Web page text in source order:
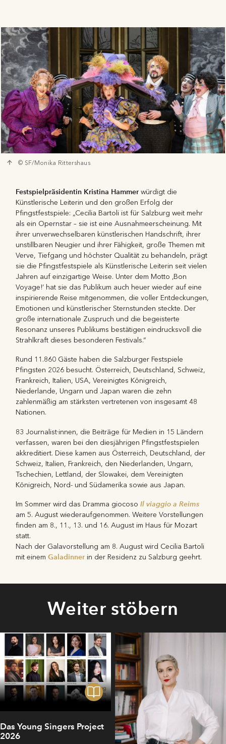
© SF/Monika Rittershaus
Festspielpräsidentin Kristina Hammer würdigt die
Künstlerische Leiterin und den großen Erfolg der
Pfingstfestspiele: „Cecilia Bartoli ist für Salzburg weit mehr
als ein Opernstar – sie ist eine Ausnahmeerscheinung. Mit
ihrer unverwechselbaren künstlerischen Handschrift, ihrer
unstillbaren Neugier und ihrer Fähigkeit, große Themen mit
Verve, Tiefgang und höchster Qualität zu behandeln, prägt
sie die Pfingstfestspiele als Künstlerische Leiterin seit vielen
Jahren auf einzigartige Weise. Unter dem Motto ‚Bon
Voyage!‘ hat sie das Publikum auch heuer wieder auf eine
inspirierende Reise mitgenommen, die voller Entdeckungen,
Emotionen und künstlerischer Sternstunden steckte. Der
große internationale Zuspruch und die begeisterte
Resonanz unseres Publikums bestätigen eindrucksvoll die
Strahlkraft dieses besonderen Festivals.“
Rund 11.860 Gäste haben die Salzburger Festspiele
Pfingsten 2026 besucht. Österreich, Deutschland, Schweiz,
Frankreich, Italien, USA, Vereinigtes Königreich,
Niederlande, Ungarn und Japan waren die zehn
zahlenmäßig am stärksten vertretenen von insgesamt 48
Nationen.
83 Journalist·innen, die Beiträge für Medien in 15 Ländern
verfassen, waren bei den diesjährigen Pfingstfestspielen
akkreditiert. Diese kamen aus Österreich, Deutschland, der
Schweiz, Italien, Frankreich, den Niederlanden, Ungarn,
Tschechien, Lettland, der Slowakei, dem Vereinigten
Königreich, Nord- und Südamerika sowie aus Japan.
Im Sommer wird das Dramma giocosoIl viaggio a Reims
am 5. August wiederaufgenommen. Weitere Vorstellungen
finden am 8., 11., 13. und 16. August im Haus für Mozart
statt.
Nach der Galavorstellung am 8. August wird Cecilia Bartoli
mit einemGaladinner in der Residenz zu Salzburg geehrt.
Weiter stöbern
Das Young Singers Project
2026